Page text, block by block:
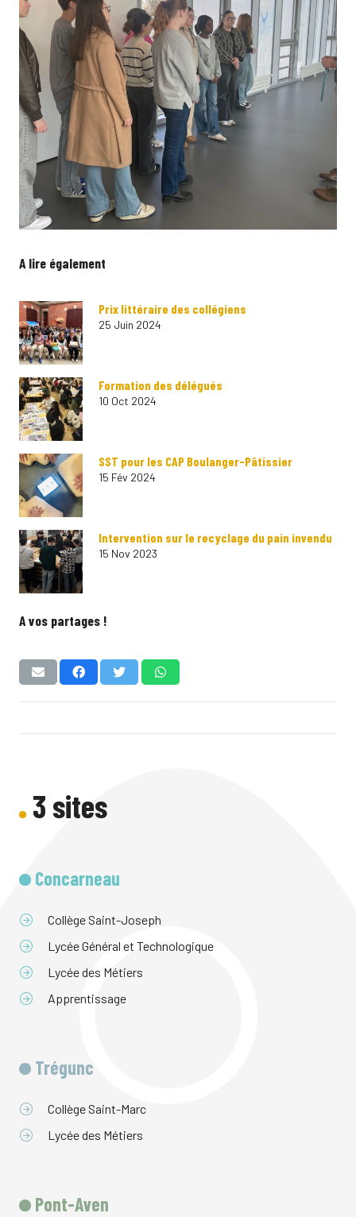
A lire également
Prix littéraire des collégiens
25 Juin 2024
Formation des délégués
10 Oct 2024
SST pour les CAP Boulanger-Pâtissier
15 Fév 2024
Intervention sur le recyclage du pain invendu
15 Nov 2023
A vos partages !
3 sites
Concarneau
Collège Saint-Joseph
Lycée Général et Technologique
Lycée des Métiers
Apprentissage
Trégunc
Collège Saint-Marc
Lycée des Métiers
Pont-Aven